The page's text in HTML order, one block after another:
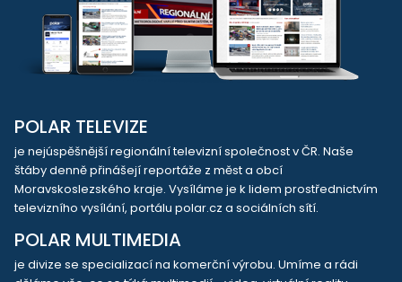
POLAR TELEVIZE
je nejúspěšnější regionální televizní společnost v ČR. Naše
štáby denně přinášejí reportáže z měst a obcí
Moravskoslezského kraje. Vysíláme je k lidem prostřednictvím
televizního vysílání, portálu polar.cz a sociálních sítí.
POLAR MULTIMEDIA
je divize se specializací na komerční výrobu. Umíme a rádi